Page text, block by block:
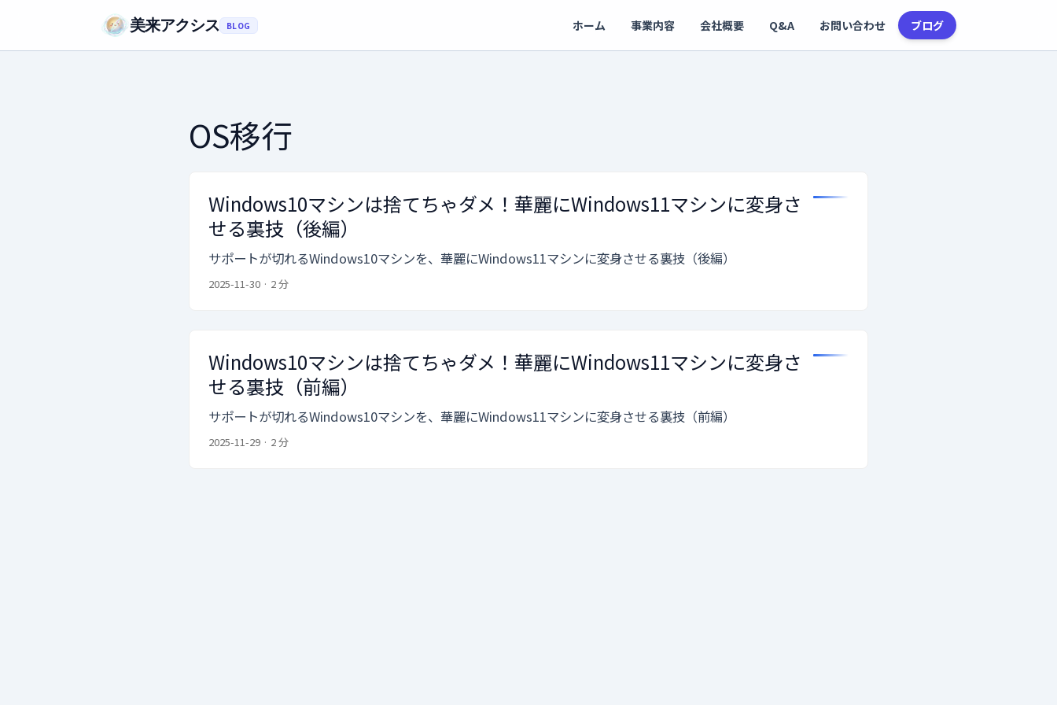
美来アクシス BLOG ホーム 事業内容 会社概要 Q&A お問い合わせ ブログ
OS移行
Windows10マシンは捨てちゃダメ！華麗にWindows11マシンに変身さ
せる裏技（後編）
サポートが切れるWindows10マシンを、華麗にWindows11マシンに変身させる裏技（後編）
2025-11-30 · 2 分
Windows10マシンは捨てちゃダメ！華麗にWindows11マシンに変身さ
せる裏技（前編）
サポートが切れるWindows10マシンを、華麗にWindows11マシンに変身させる裏技（前編）
2025-11-29 · 2 分